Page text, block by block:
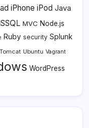
iPhone iPod Java
MVC Node.js
Ruby security Splunk
Tomcat Ubuntu Vagrant
WordPress